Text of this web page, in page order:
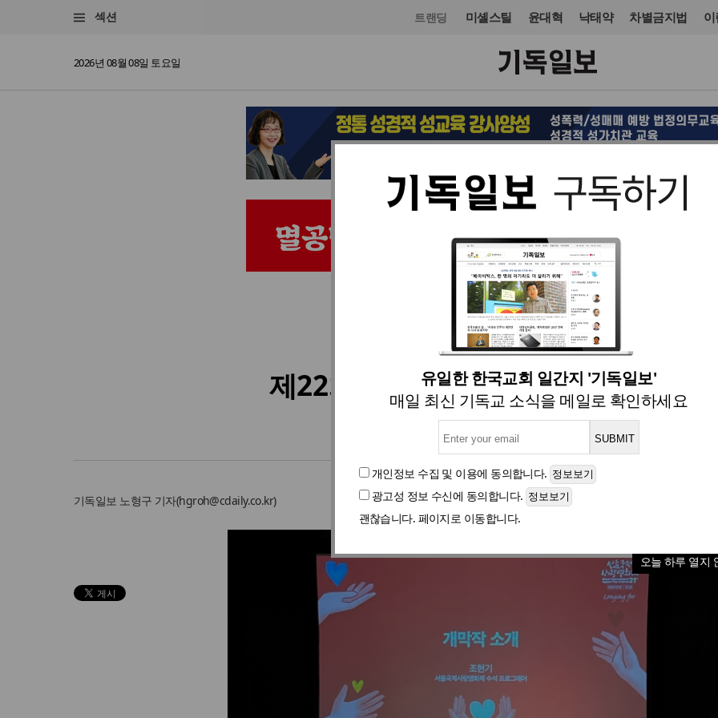
섹션 트랜딩 미셸스틸 윤대혁 낙태약 차별금지법
2026년 08월 08일 토요일
유일한 한국교회 일간지 '기독일보'
매일 최신 기독교 소식을 메일로 확인하세요
개인정보 수집 및 이용에 동의합니다.
광고성 정보 수신에 동의합니다.
괜찮습니다. 페이지로 이동합니다.
오늘 하루 열지
교회일반 교회 입력 2025. 10. 02 15:13
제22회 서울국제사랑영화제, 오는
16일 기자간담회 개최
기독일보 노형구 기자(hgroh@cdaily.co.kr)